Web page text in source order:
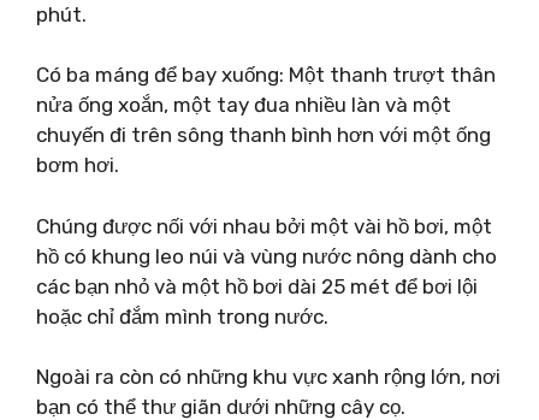
phút.
Có ba máng để bay xuống: Một thanh trượt thân
nửa ống xoắn, một tay đua nhiều làn và một
chuyến đi trên sông thanh bình hơn với một ống
bơm hơi.
Chúng được nối với nhau bởi một vài hồ bơi, một
hồ có khung leo núi và vùng nước nông dành cho
các bạn nhỏ và một hồ bơi dài 25 mét để bơi lội
hoặc chỉ đắm mình trong nước.
Ngoài ra còn có những khu vực xanh rộng lớn, nơi
bạn có thể thư giãn dưới những cây cọ.